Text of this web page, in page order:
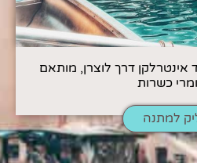
עד אינטרלקן דרך לוצרן, מותאם
כשרות
למתנה